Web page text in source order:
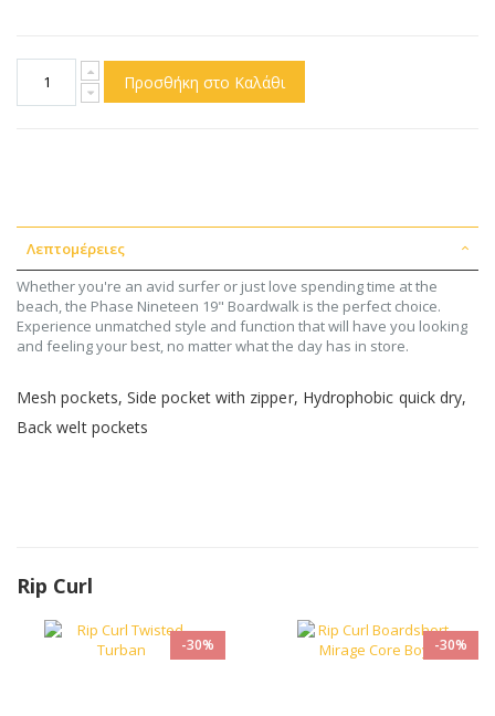
Προσθήκη στο Καλάθι
Λεπτομέρειες
Whether you're an avid surfer or just love spending time at the
beach, the Phase Nineteen 19" Boardwalk is the perfect choice.
Experience unmatched style and function that will have you looking
and feeling your best, no matter what the day has in store.
Mesh pockets, Side pocket with zipper, Hydrophobic quick dry,
Back welt pockets
Rip Curl
-30% -30%